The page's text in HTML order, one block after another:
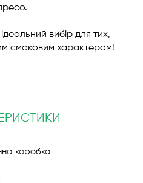
вибір для тих,
смаковим характером!
коробка